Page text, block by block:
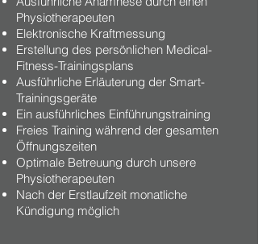
Physiotherapeuten
Elektronische Kraftmessung
Erstellung des persönlichen Medical-
Fitness-Trainingsplans
Ausführliche Erläuterung der Smart-
Trainingsgeräte
Ein ausführliches Einführungstraining
Freies Training während der gesamten
Öffnungszeiten
Optimale Betreuung durch unsere
Physiotherapeuten
Nach der Erstlaufzeit monatliche
Kündigung möglich